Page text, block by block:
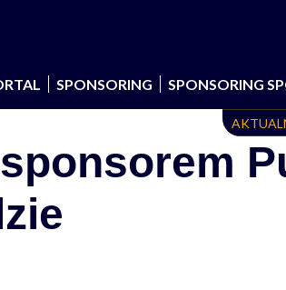
SPONSORING SPONSORING
sponsorem